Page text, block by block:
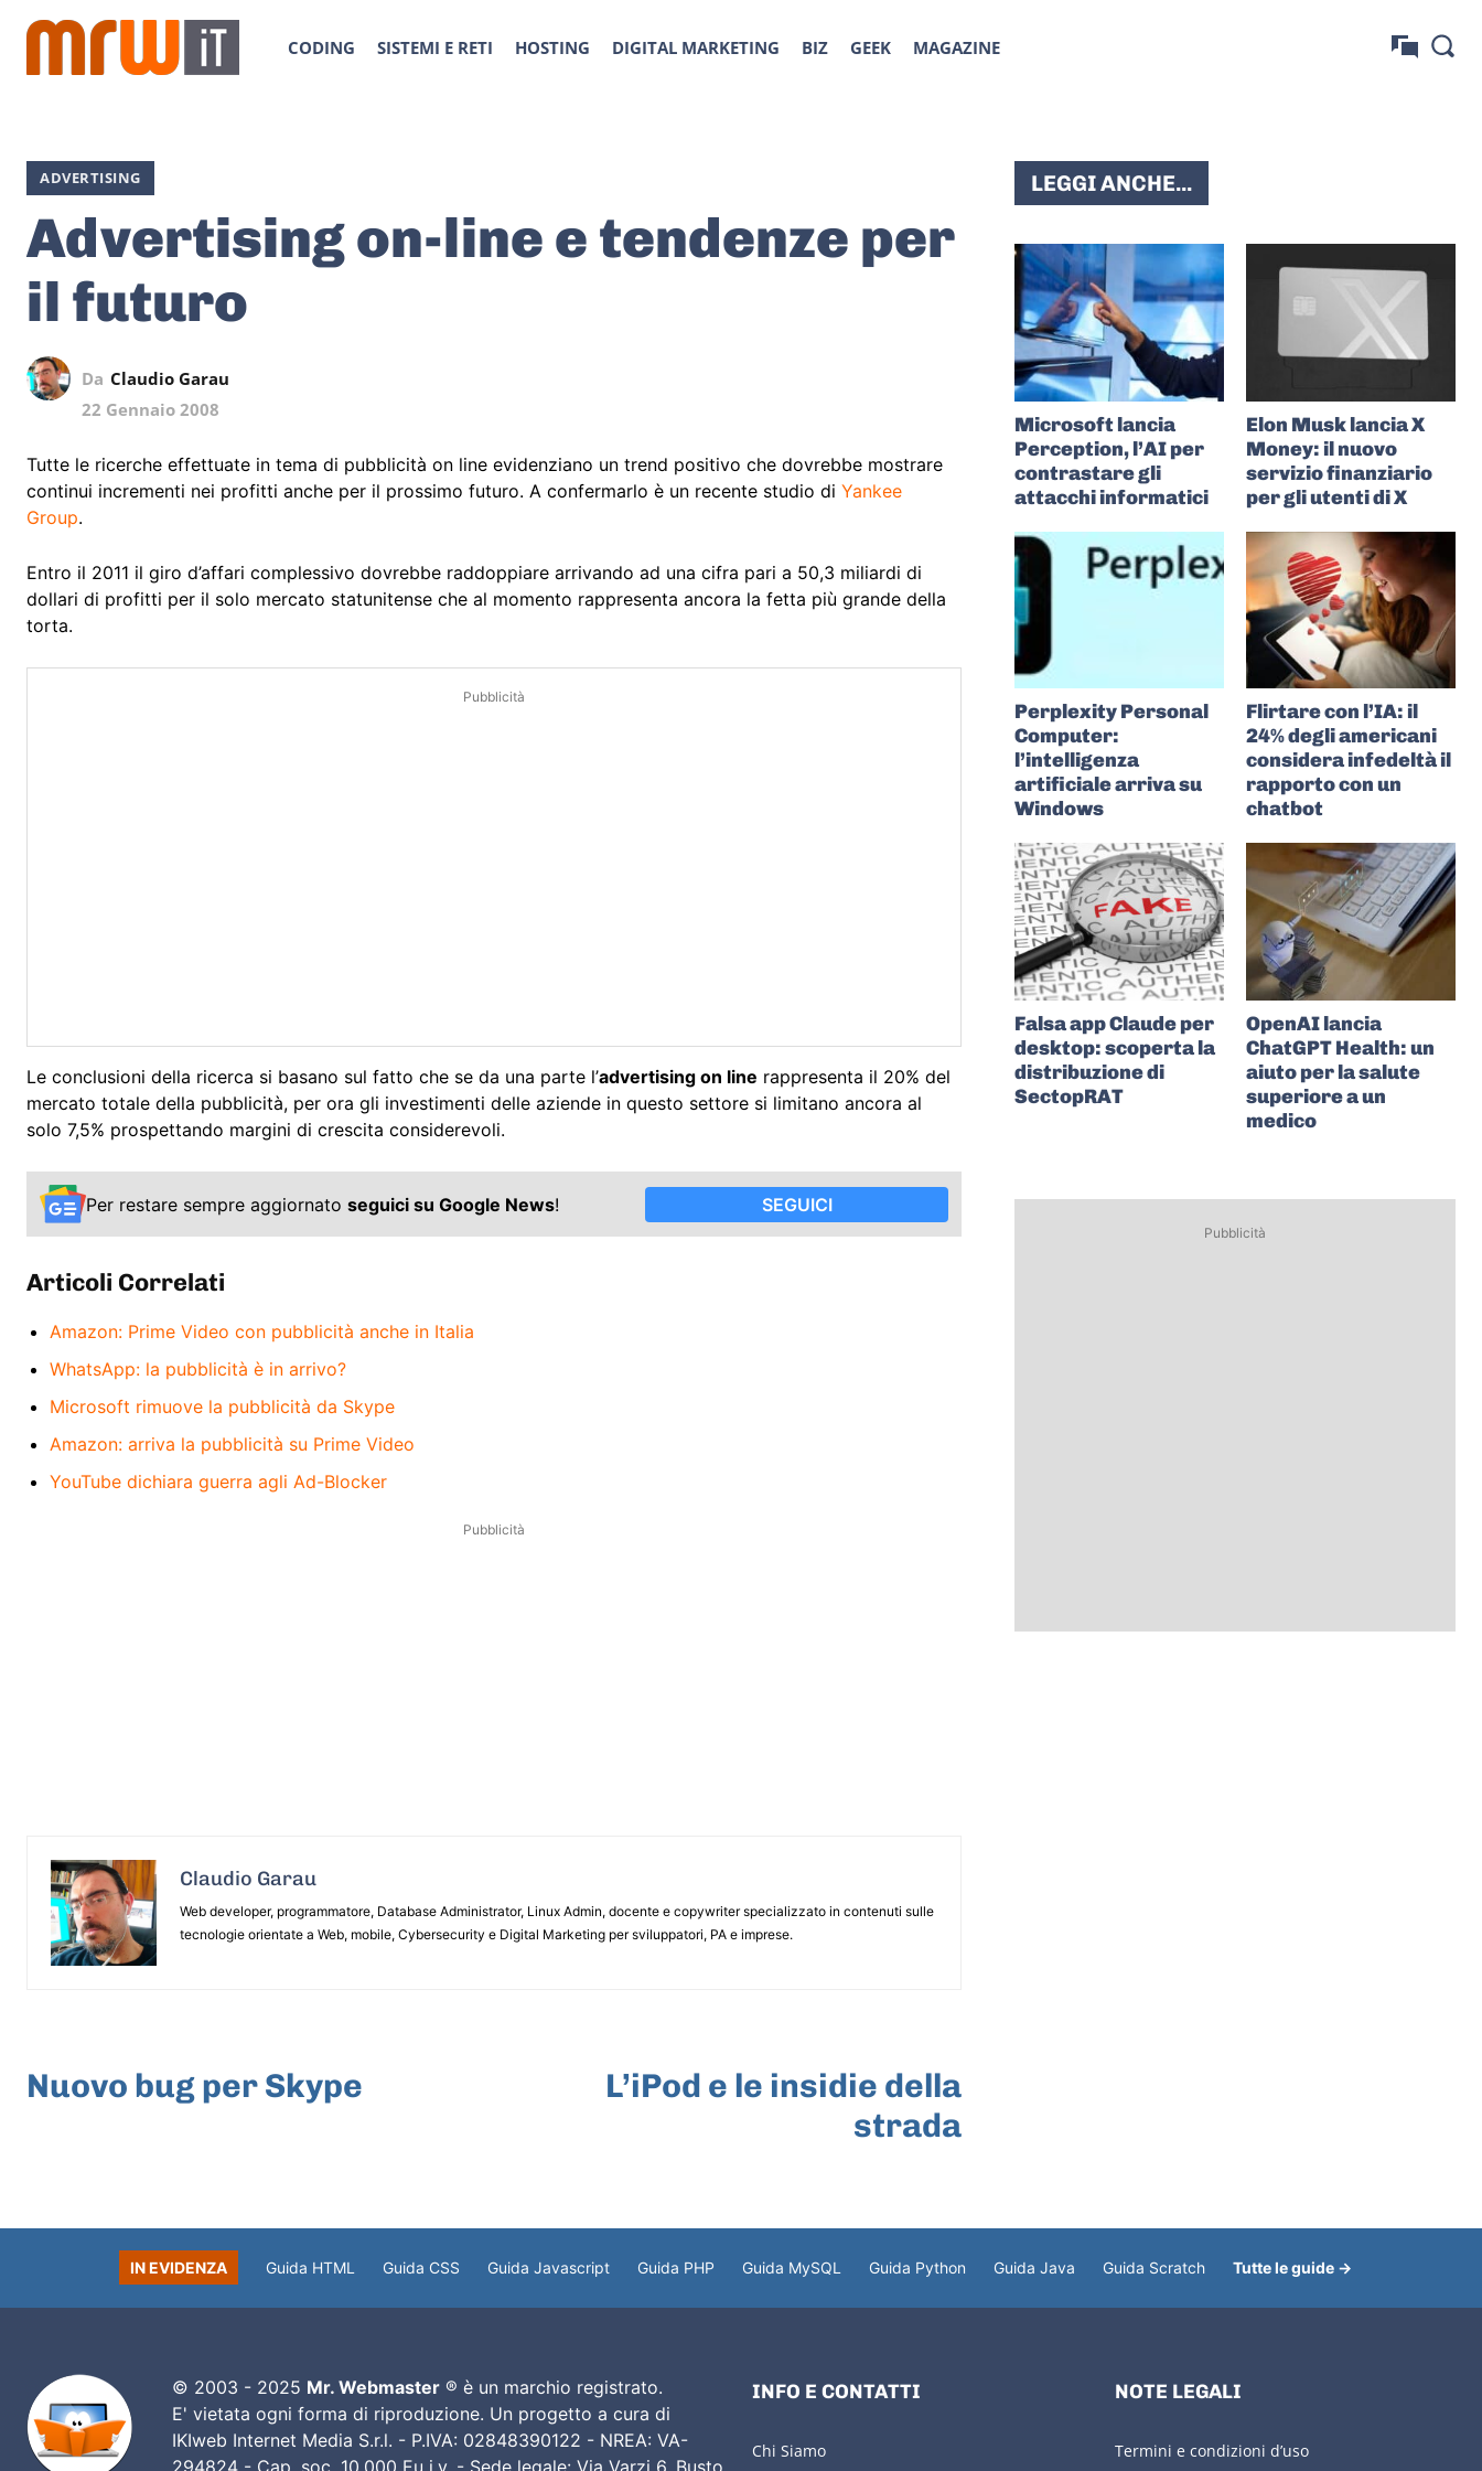
CODING SISTEMI E RETI HOSTING DIGITAL MARKETING BIZ GEEK MAGAZINE
ADVERTISING
Advertising on-line e tendenze per
il futuro
Da Claudio Garau
22 Gennaio 2008
Tutte le ricerche effettuate in tema di pubblicità on line evidenziano un trend positivo che dovrebbe mostrare
continui incrementi nei profitti anche per il prossimo futuro. A confermarlo è un recente studio di Yankee
Group.
Entro il 2011 il giro d’affari complessivo dovrebbe raddoppiare arrivando ad una cifra pari a 50,3 miliardi di
dollari di profitti per il solo mercato statunitense che al momento rappresenta ancora la fetta più grande della
torta.
Pubblicità
Le conclusioni della ricerca si basano sul fatto che se da una parte l’advertising on line rappresenta il 20% del
mercato totale della pubblicità, per ora gli investimenti delle aziende in questo settore si limitano ancora al
solo 7,5% prospettando margini di crescita considerevoli.
Per restare sempre aggiornato seguici su Google News! SEGUICI
Articoli Correlati
Amazon: Prime Video con pubblicità anche in Italia
WhatsApp: la pubblicità è in arrivo?
Microsoft rimuove la pubblicità da Skype
Amazon: arriva la pubblicità su Prime Video
YouTube dichiara guerra agli Ad-Blocker
Pubblicità
Claudio Garau
Web developer, programmatore, Database Administrator, Linux Admin, docente e copywriter specializzato in contenuti sulle
tecnologie orientate a Web, mobile, Cybersecurity e Digital Marketing per sviluppatori, PA e imprese.
Nuovo bug per Skype
L’iPod e le insidie della
strada
LEGGI ANCHE...
Microsoft lancia
Perception, l’AI per
contrastare gli
attacchi informatici
Elon Musk lancia X
Money: il nuovo
servizio finanziario
per gli utenti di X
Perplexity Personal
Computer:
l’intelligenza
artificiale arriva su
Windows
Flirtare con l’IA: il
24% degli americani
considera infedeltà il
rapporto con un
chatbot
Falsa app Claude per
desktop: scoperta la
distribuzione di
SectopRAT
OpenAI lancia
ChatGPT Health: un
aiuto per la salute
superiore a un
medico
Pubblicità
IN EVIDENZA Guida HTML Guida CSS Guida Javascript Guida PHP Guida MySQL Guida Python Guida Java Guida Scratch Tutte le guide →
© 2003 - 2025 Mr. Webmaster® è un marchio registrato.
E' vietata ogni forma di riproduzione. Un progetto a cura di
IKIweb Internet Media S.r.l. - P.IVA: 02848390122 - NREA: VA-
294824 - Cap. soc. 10.000 Eu i.v. - Sede legale: Via Varzi 6, Busto
INFO E CONTATTI
Chi Siamo
NOTE LEGALI
Termini e condizioni d’uso